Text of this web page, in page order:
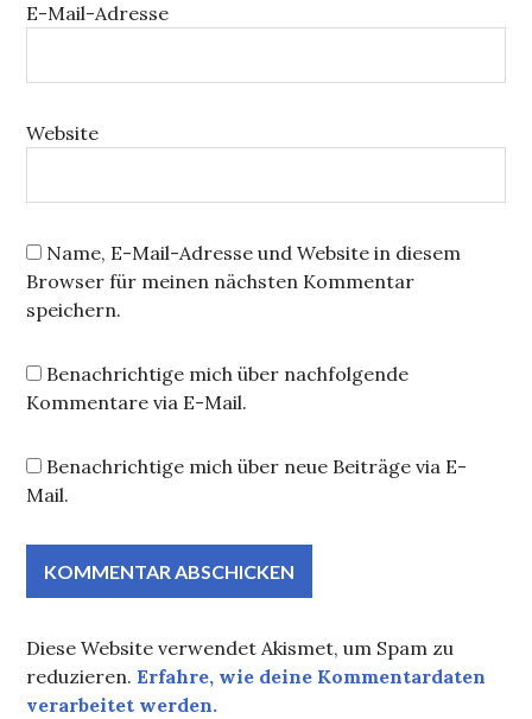
E-Mail-Adresse
Website
Name, E-Mail-Adresse und Website in diesem
Browser für meinen nächsten Kommentar
speichern.
Benachrichtige mich über nachfolgende
Kommentare via E-Mail.
Benachrichtige mich über neue Beiträge via E-
Mail.
Diese Website verwendet Akismet, um Spam zu
reduzieren.Erfahre, wie deine Kommentardaten
verarbeitet werden.